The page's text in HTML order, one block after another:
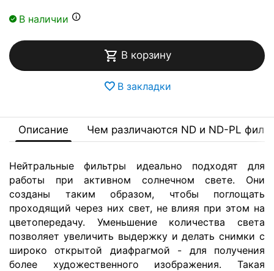
В наличии
В корзину
В закладки
Описание Чем различаются ND и ND-PL
Нейтральные фильтры идеально подходят для
работы при активном солнечном свете. Они
созданы таким образом, чтобы поглощать
проходящий через них свет, не влияя при этом на
цветопередачу. Уменьшение количества света
позволяет увеличить выдержку и делать снимки с
широко открытой диафрагмой - для получения
более художественного изображения. Такая